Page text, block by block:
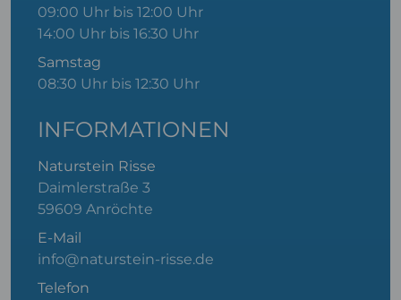
09:00 Uhr bis 12:00 Uhr
14:00 Uhr bis 16:30 Uhr
Samstag
08:30 Uhr bis 12:30 Uhr
INFORMATIONEN
Naturstein Risse
Daimlerstraße 3
59609 Anröchte
E-Mail
info@naturstein-risse.de
Telefon